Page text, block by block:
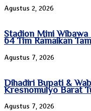
Agustus 2, 2026
Stadion Mini
64 Tim Ramaikan
Agustus 7, 2026
Dihadiri Bupati &
Kresnomulyo Barat
Agustus 7, 2026